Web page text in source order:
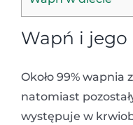
Wapń i
Około 99% wapnia
natomiast
występuje w